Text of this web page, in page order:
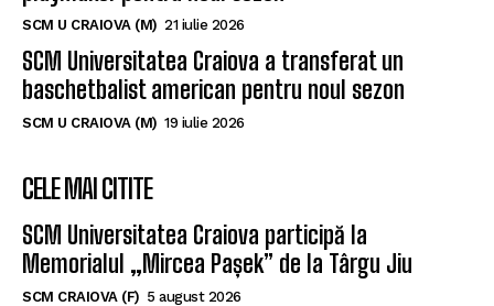
SCM U CRAIOVA (M) 21 iulie 2026
SCM Universitatea Craiova a transferat un
baschetbalist american pentru noul sezon
SCM U CRAIOVA (M) 19 iulie 2026
CELE MAI CITITE
SCM Universitatea Craiova participă la
Memorialul „Mircea Pașek” de la Târgu Jiu
SCM CRAIOVA (F) 5 august 2026